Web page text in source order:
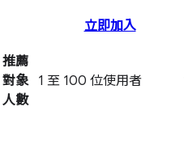
立即加入
推薦
對象
人數
1 至 100 位使用者